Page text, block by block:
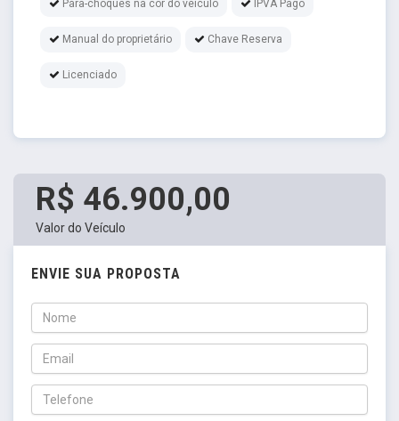
Pára-choques na cor do veiculo IPVA Pago
Manual do proprietário Chave Reserva
Licenciado
R$ 46.900,00
Valor do Veículo
ENVIE SUA PROPOSTA